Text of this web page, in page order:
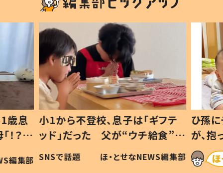
歳息
？」
編集部
小1から不登校、息子は「ギフテ
ッド」だった 父が“ウチ給食”を
作り続ける理由とは #令和の親
#令和の子
SNSで話題 ほ・とせなNEWS編集部
ひ孫
が、
「涙が
い」